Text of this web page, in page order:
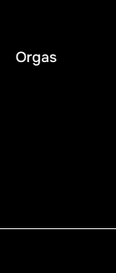
Orgas